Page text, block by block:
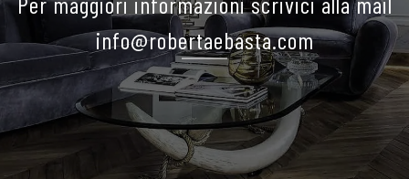
info@robertaebasta.com